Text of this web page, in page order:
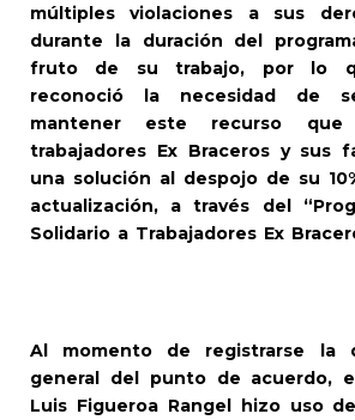
múltiples violaciones a sus
durante la duración del
fruto de su trabajo, por lo
reconoció la necesidad de
mantener este recurso
trabajadores Ex Braceros y sus
una solución al despojo de su
actualización, a través del
Solidario a Trabajadores Ex
Al momento de registrarse la
general del punto de acuerdo,
Luis Figueroa Rangel hizo uso